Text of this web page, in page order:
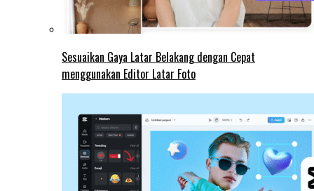
Sesuaikan Gaya Latar Belakang dengan Cepat
menggunakan Editor Latar Foto